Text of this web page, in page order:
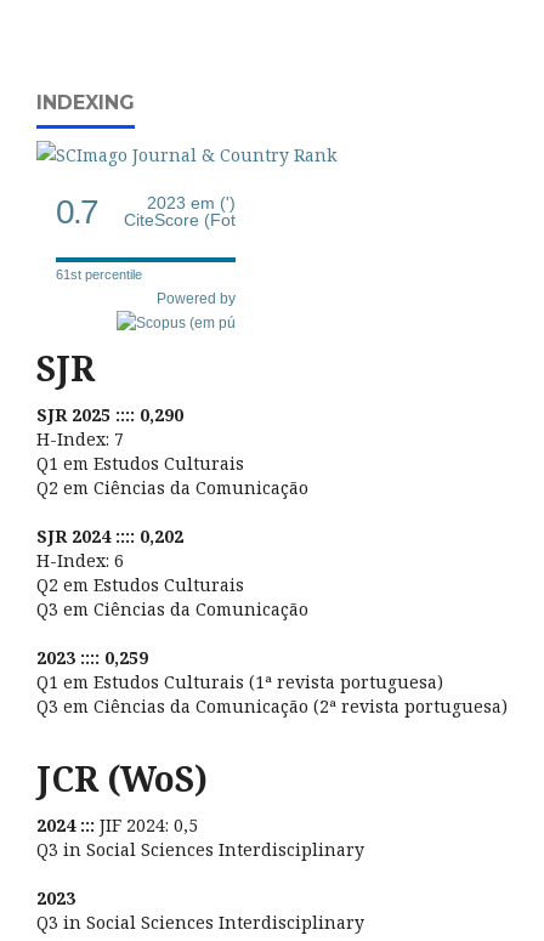
INDEXING
0.7
2023 em (')
CiteScore (Fot
61st percentile
Powered by
SJR
SJR 2025 :::: 0,290
H-Index: 7
Q1 em Estudos Culturais
Q2 em Ciências da Comunicação
SJR 2024 :::: 0,202
H-Index: 6
Q2 em Estudos Culturais
Q3 em Ciências da Comunicação
2023 :::: 0,259
Q1 em Estudos Culturais (1ª revista portuguesa)
Q3 em Ciências da Comunicação (2ª revista portuguesa)
JCR (WoS)
2024 ::: JIF 2024: 0,5
Q3 in Social Sciences Interdisciplinary
2023
Q3 in Social Sciences Interdisciplinary